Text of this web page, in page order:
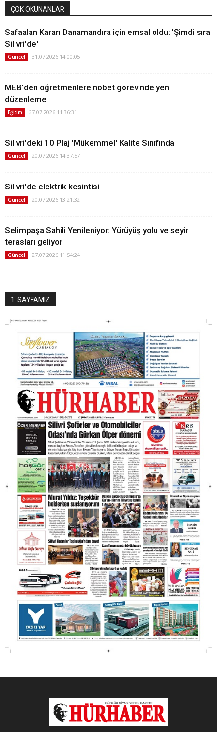
ÇOK OKUNANLAR
Safaalan Kararı Danamandıra için emsal oldu: 'Şimdi sıra
Silivri'de'
Güncel 31.07.2026 14:00:05
MEB'den öğretmenlere nöbet görevinde yeni
düzenleme
Eğitim 27.07.2026 11:36:31
Silivri'deki 10 Plaj 'Mükemmel' Kalite Sınıfında
Güncel 20.07.2026 14:37:57
Silivri'de elektrik kesintisi
Güncel 20.07.2026 13:21:32
Selimpaşa Sahili Yenileniyor: Yürüyüş yolu ve seyir
terasları geliyor
Güncel 27.07.2026 11:54:24
1. SAYFAMIZ